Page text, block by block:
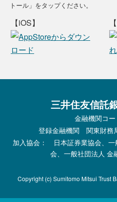
トール」をタップください。
【iOS】
三井住友信託
金融機関コ
登録金融機関 関東財務
加入協会： 日本証券業協会、一
会、一般社団法人 金
Copyright (c) Sumitomo Mitsui Trust